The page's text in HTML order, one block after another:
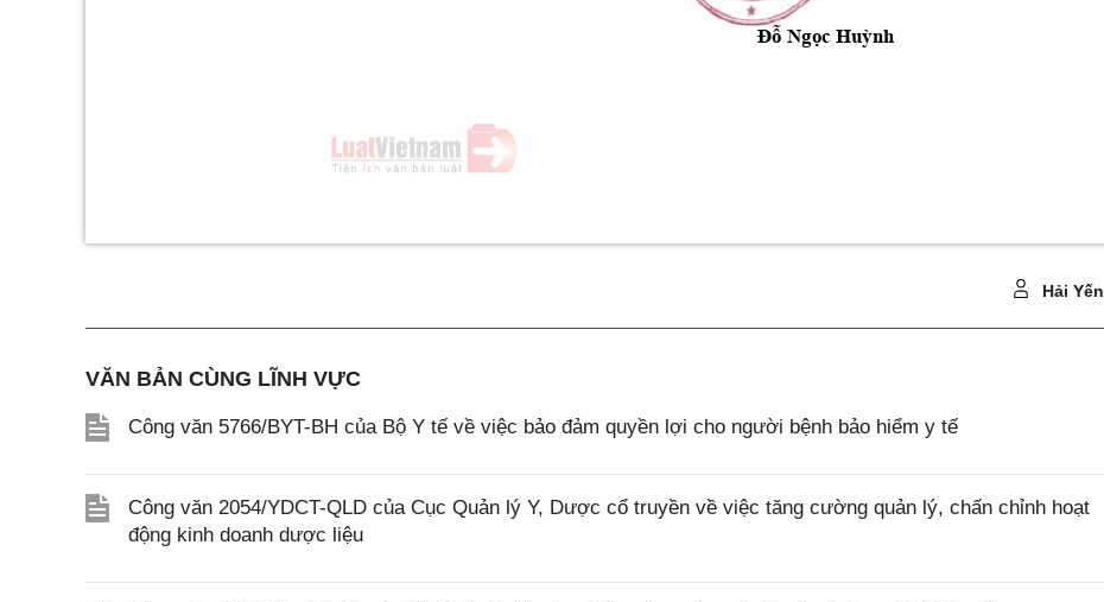
Đỗ Ngọc Huỳnh
Hải Yến
VĂN BẢN CÙNG LĨNH VỰC
Công văn 5766/BYT-BH của Bộ Y tế về việc bảo đảm quyền lợi cho người bệnh bảo hiểm y tế
Công văn 2054/YDCT-QLD của Cục Quản lý Y, Dược cổ truyền về việc tăng cường quản lý, chấn chỉnh hoạt
động kinh doanh dược liệu